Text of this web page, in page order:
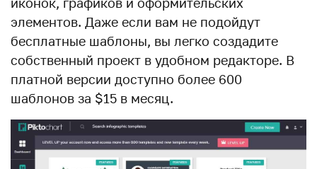
элементов. Даже если вам не подойдут
бесплатные шаблоны, вы легко создадите
собственный проект в удобном редакторе. В
платной версии доступно более 600
шаблонов за $15 в месяц.